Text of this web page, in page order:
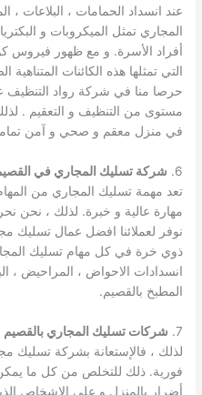
عند انسداد الحمامات ، البلاعات
المجاري تمثل الميكروبات و
التي تمثلها هذه الكائنات
حرصا منا في شركة رواد
مستوى من التنظيف و التعقيم .
في منزل معقم و صحي و آمن
6.
شركة تسليك المجاري في
تعد مهمة تسليك المجاري من
مهارة عالية و خبرة. لذلك ، نحن
نوفر لعملائنا افضل عمال تسليك
ذوي خرة في كل مهام تسليك
انسدادات الاحواض ، المراحيض ،
المطبخ بالقصيم.
7. شركات تسليك المجاري
لذلك ، فالإستعانة بشركة تسليك
فورية. ذلك للتخلص من كل ما
أضرار بالمنزل و على الاشخاص